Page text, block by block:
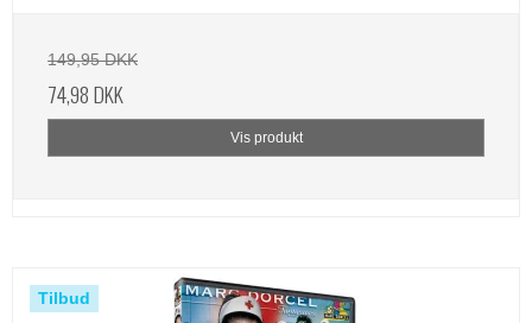
149,95 DKK
74,98 DKK
Vis produkt
Tilbud